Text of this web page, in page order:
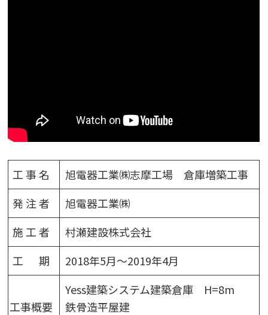
工 事 名
旭電器工業㈱志摩工場 倉庫増築工事
発 注 者
旭電器工業㈱
施 工 者
村瀬建設株式会社
工 期
2018年5月～2019年4月
工事概要
Yess建築システム建築倉庫 H=8m
鉄骨造平屋建